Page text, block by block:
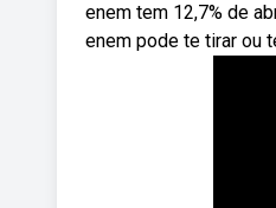
enem tem 12,7% de
enem pode te tirar ou